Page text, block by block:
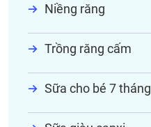
Niềng răng
Trồng răng cấm
Sữa cho bé 7 tháng